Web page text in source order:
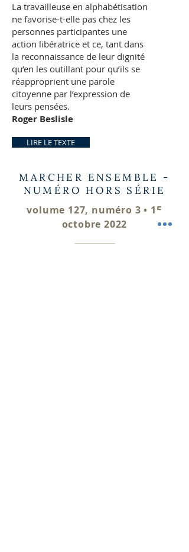
La travailleuse en alphabétisation
ne favorise-t-elle pas chez les
personnes participantes une
action libératrice et ce, tant dans
la reconnaissance de leur dignité
qu’en les outillant pour qu’ils se
réapproprient une parole
citoyenne par l’expression de
leurs pensées.
Roger Beslisle
LIRE LE TEXTE
MARCHER ENSEMBLE -
NUMÉRO HORS SÉRIE
volume 127, numéro 3 • 15
octobre 2022